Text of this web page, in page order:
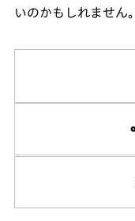
いのかもしれません。